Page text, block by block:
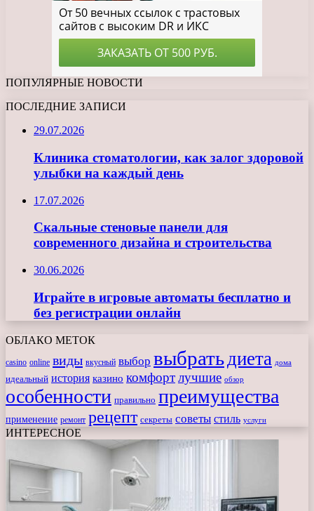
ПОПУЛЯРНЫЕ НОВОСТИ
ПОСЛЕДНИЕ ЗАПИСИ
29.07.2026
Клиника стоматологии, как залог здоровой
улыбки на каждый день
17.07.2026
Скальные стеновые панели для
современного дизайна и строительства
30.06.2026
Играйте в игровые автоматы бесплатно и
без регистрации онлайн
ОБЛАКО МЕТОК
casino online виды вкусный выбор выбрать диета дома
идеальный история казино комфортлучшие обзор
особенности правильно преимущества
применение ремонт рецепт секреты советы стиль услуги
ИНТЕРЕСНОЕ